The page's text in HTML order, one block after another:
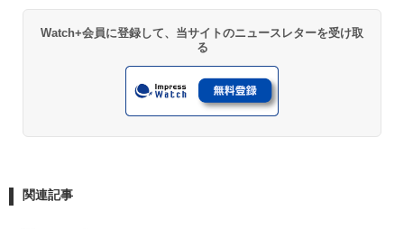
Watch+会員に登録して、当サイトのニュースレターを受け取
る
関連記事